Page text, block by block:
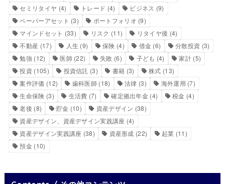
セミリタイヤ (4) トレード (4) ビジネス (9)
ペーパーアセット (3) ポートフォリオ (9)
マインドセット (33) リスク (11) リタイヤ後 (4)
不動産 (17) 人生 (9) 保険 (4) 借金 (6) 分散投資 (3)
勉強 (12) 医師(22) 失敗 (6) 子ども (4) 家計(5)
投資 (105) 投資信託 (3) 書籍 (3) 株式 (13)
案件評価 (12) 歯科医師 (18) 法律 (3) 海外運用 (7)
生命保険 (3) 生活費 (7) 確定拠出年金 (4) 税金 (4)
老後 (8) 貯金 (10) 資産デザイン (38)
資産デザイン、資産デザイン実践講座 (4)
資産デザイン実践講座 (38) 資産形成 (22) 起業 (11)
預金 (10)